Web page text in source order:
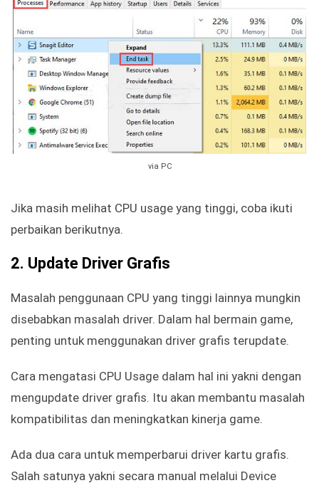
via PC
Jika masih melihat CPU usage yang tinggi, coba ikuti
perbaikan berikutnya.
2. Update Driver Grafis
Masalah penggunaan CPU yang tinggi lainnya mungkin
disebabkan masalah driver. Dalam hal bermain game,
penting untuk menggunakan driver grafis terupdate.
Cara mengatasi CPU Usage dalam hal ini yakni dengan
mengupdate driver grafis. Itu akan membantu masalah
kompatibilitas dan meningkatkan kinerja game.
Ada dua cara untuk memperbarui driver kartu grafis.
Salah satunya yakni secara manual melalui Device